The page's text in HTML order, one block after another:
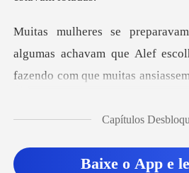
Sair
as achavam que Alef
fazend
Capítulos
Baixe o App e